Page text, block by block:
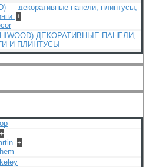
— декоративные панели, плинтусы,
+
ДЕКОРАТИВНЫЕ ПАНЕЛИ,
И ПЛИНТУСЫ
+
+